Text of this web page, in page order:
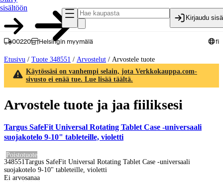
sisältöön
Kirjaudu
00220 Helsingin myymälä fi
Etusivu / Tuote 348551 / Arvostelut / Arvostele tuote
Käytössäsi on vanhempi selain, jota Verkkokauppa.com-
sivusto ei enää tue. Lue lisää täältä.
Arvostele tuote ja jaa fiiliksesi
Targus SafeFit Universal Rotating Tablet Case -universaali
suojakotelo 9-10" tableteille, violetti
Poistotuote
348551 Targus SafeFit Universal Rotating Tablet Case -universaali
suojakotelo 9-10" tableteille, violetti
Ei arvosanaa